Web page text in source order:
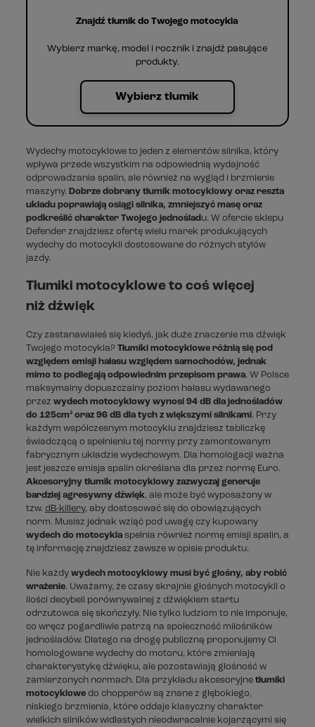
Znajdź tłumik do Twojego motocykla
Wybierz markę, model i rocznik i znajdź pasujące
produkty.
Wybierz tłumik
Wydechy motocyklowe to jeden z elementów silnika, który
wpływa przede wszystkim na odpowiednią wydajność
odprowadzania spalin, ale również na wygląd i brzmienie
maszyny. Dobrze dobrany tłumik motocyklowy oraz reszta
układu poprawiają osiągi silnika, zmniejszyć masę oraz
podkreślić charakter Twojego jednoślad u. W ofercie sklepu
Defender znajdziesz ofertę wielu marek produkujących
wydechy do motocykli dostosowane do różnych stylów
jazdy.
Tłumiki motocyklowe to coś więcej
niż dźwięk
Czy zastanawiałeś się kiedyś, jak duże znaczenie ma dźwięk
Twojego motocykla? Tłumiki motocyklowe różnią się pod
względem emisji hałasu względem samochodów, jednak
mimo to podlegają odpowiednim przepisom prawa. W Polsce
maksymalny dopuszczalny poziom hałasu wydawanego
przez wydech motocyklowy wynosi 94 dB dla jednośladów
do 125cm² oraz 96 dB dla tych z większymi silnikami. Przy
każdym współczesnym motocyklu znajdziesz tabliczkę
świadczącą o spełnieniu tej normy przy zamontowanym
fabrycznym układzie wydechowym. Dla homologacji ważna
jest jeszcze emisja spalin określana dla przez normę Euro.
Akcesoryjny tłumik motocyklowy zazwyczaj generuje
bardziej agresywny dźwięk, ale może być wyposażony w
tzw. dB-killery, aby dostosować się do obowiązujących
norm. Musisz jednak wziąć pod uwagę czy kupowany
wydech do motocyklaspełnia również normę emisji spalin, a
tę informację znajdziesz zawsze w opisie produktu.
Nie każdy wydech motocyklowy musi być głośny, aby robić
wrażenie. Uważamy, że czasy skrajnie głośnych motocykli o
ilości decybeli porównywalnej z dźwiękiem startu
odrzutowca się skończyły. Nie tylko ludziom to nie imponuje,
co wręcz pogardliwie patrzą na społeczność miłośników
jednośladów. Dlatego na drogę publiczną proponujemy Ci
homologowane wydechy do motoru, które zmieniają
charakterystykę dźwięku, ale pozostawiają głośność w
zamierzonych normach. Dla przykładu akcesoryjne tłumiki
motocyklowe do chopperów są znane z głębokiego,
niskiego brzmienia, które oddaje klasyczny charakter
wielkich silników widlastych nieodwracalnie kojarzącymi się